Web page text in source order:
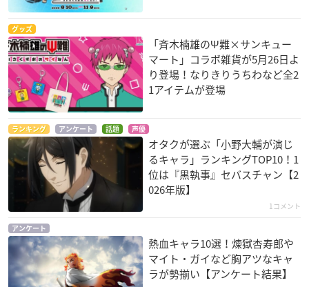
グッズ
「斉木楠雄のΨ難×サンキュー
マート」コラボ雑貨が5月26日よ
り登場！なりきりうちわなど全2
1アイテムが登場
ランキング アンケート 話題 声優
オタクが選ぶ「小野大輔が演じ
るキャラ」ランキングTOP10！1
位は『黒執事』セバスチャン【2
026年版】
1コメント
アンケート
熱血キャラ10選！煉獄杏寿郎や
マイト・ガイなど胸アツなキャ
ラが勢揃い【アンケート結果】